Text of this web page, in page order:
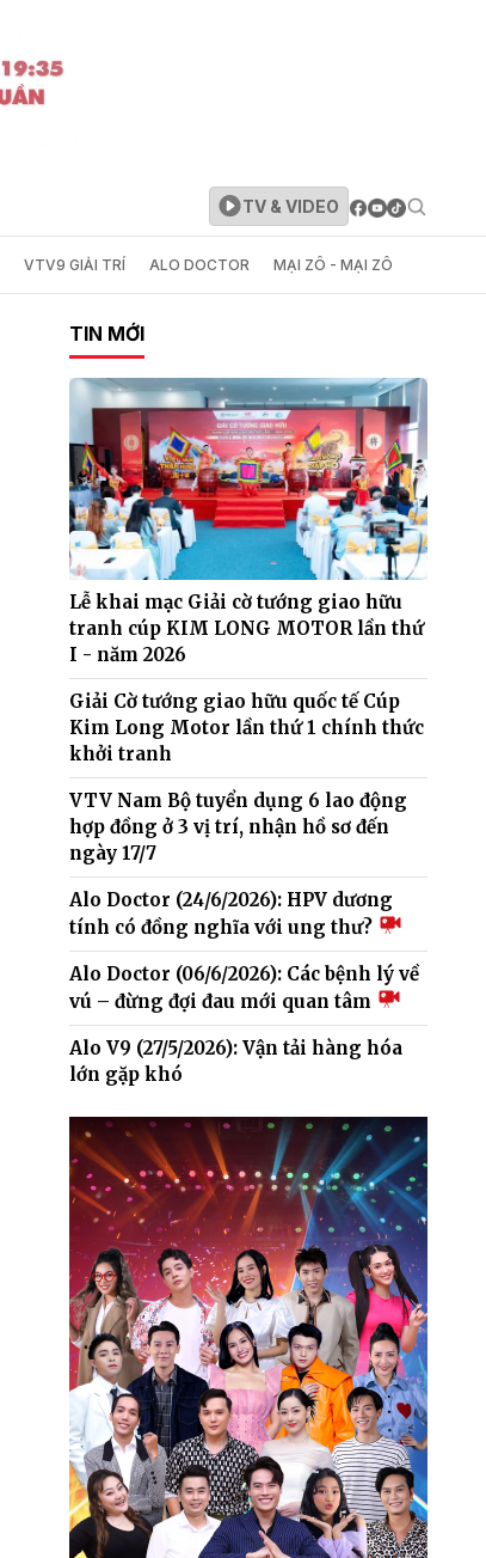
TV & VIDEO
VTV9 GIẢI TRÍ ALO DOCTOR MẠI ZÔ - MẠI ZÔ
TIN MỚI
Lễ khai mạc Giải cờ tướng giao hữu
tranh cúp KIM LONG MOTOR lần thứ
I - năm 2026
Giải Cờ tướng giao hữu quốc tế Cúp
Kim Long Motor lần thứ 1 chính thức
khởi tranh
VTV Nam Bộ tuyển dụng 6 lao động
hợp đồng ở 3 vị trí, nhận hồ sơ đến
ngày 17/7
Alo Doctor (24/6/2026): HPV dương
tính có đồng nghĩa với ung thư?
Alo Doctor (06/6/2026): Các bệnh lý về
vú – đừng đợi đau mới quan tâm
Alo V9 (27/5/2026): Vận tải hàng hóa
lớn gặp khó